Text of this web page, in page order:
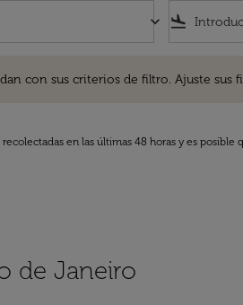
keyboard_arrow_down flight_land
con sus criterios de filtro. Ajuste sus
en las últimas 48 horas y es
de Janeiro